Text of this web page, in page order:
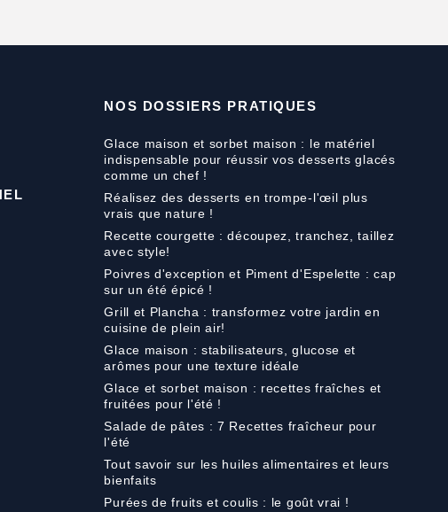
NOS DOSSIERS PRATIQUES
Glace maison et sorbet maison : le matériel
indispensable pour réussir vos desserts glacés
comme un chef !
Réalisez des desserts en trompe-l'œil plus
vrais que nature !
Recette courgette : découpez, tranchez, taillez
avec style!
Poivres d'exception et Piment d'Espelette : cap
sur un été épicé !
Grill et Plancha : transformez votre jardin en
cuisine de plein air!
Glace maison : stabilisateurs, glucose et
arômes pour une texture idéale
Glace et sorbet maison : recettes fraîches et
fruitées pour l'été !
Salade de pâtes : 7 Recettes fraîcheur pour
l'été
Tout savoir sur les huiles alimentaires et leurs
bienfaits
Purées de fruits et coulis : le goût vrai !